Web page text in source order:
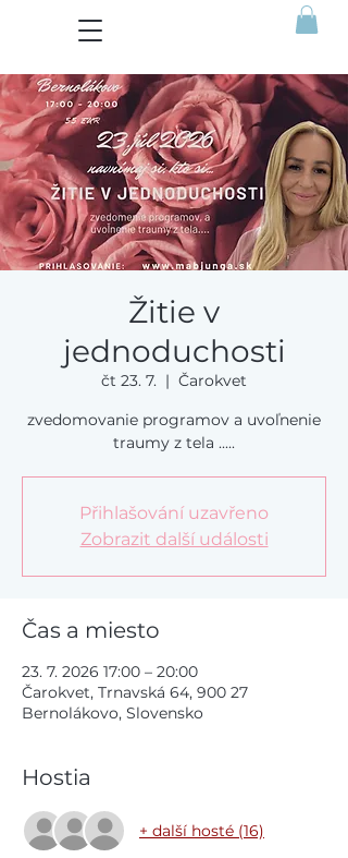
Žitie v
jednoduchosti
čt 23. 7.
  |
Čarokvet
zvedomovanie programov a uvoľnenie
traumy z tela .....
Přihlašování uzavřeno
Zobrazit další události
Čas a miesto
23. 7. 2026 17:00 – 20:00
Čarokvet, Trnavská 64, 900 27
Bernolákovo, Slovensko
Hostia
+ další hosté (16)